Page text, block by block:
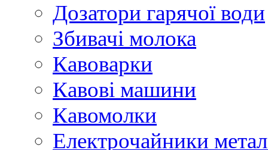
Дозатори гарячої води
Збивачі молока
Кавоварки
Кавові машини
Кавомолки
Електрочайники